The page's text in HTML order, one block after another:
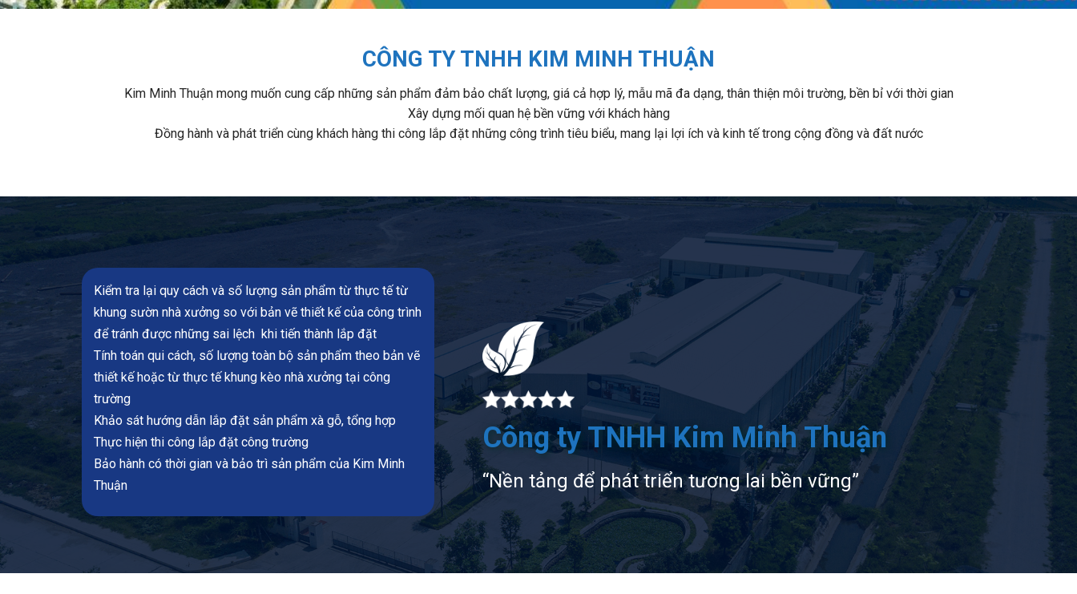
CÔNG TY TNHH KIM MINH THUẬN
Kim Minh Thuận mong muốn cung cấp những sản phẩm đảm bảo chất lượng, giá cả hợp lý, mẫu mã đa dạng, thân thiện môi trường, bền bỉ với thời gian
Xây dựng mối quan hệ bền vững với khách hàng
Đồng hành và phát triển cùng khách hàng thi công lắp đặt những công trình tiêu biểu, mang lại lợi ích và kinh tế trong cộng đồng và đất nước
Kiểm tra lại quy cách và số lượng sản phẩm từ thực tế từ
khung sườn nhà xưởng so với bản vẽ thiết kế của công trình
để tránh được những sai lệch khi tiến thành lắp đặt
Tính toán qui cách, số lượng toàn bộ sản phẩm theo bản vẽ
thiết kế hoặc từ thực tế khung kèo nhà xưởng tại công
trường
Khảo sát hướng dẫn lắp đặt sản phẩm xà gỗ, tổng hợp
Thực hiện thi công lắp đặt công trường
Bảo hành có thời gian và bảo trì sản phẩm của Kim Minh
Thuận
Công ty TNHH Kim Minh Thuận
“Nền tảng để phát triển tương lai bền vững”